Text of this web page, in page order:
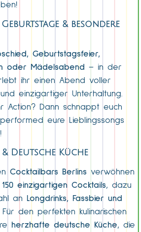
& besondere
Geburtstagsfeier,
oder Mädelsabend – in der
ihr einen Abend voller
einzigartiger Unterhaltung.
Action? Dann schnappt euch
eure Lieblingssongs
Deutsche Küche
Cocktailbars Berlins verwöhnen
150 einzigartigen Cocktails, dazu
an
Longdrinks, Fassbier und
Für den perfekten kulinarischen
herzhafte deutsche Küche, die